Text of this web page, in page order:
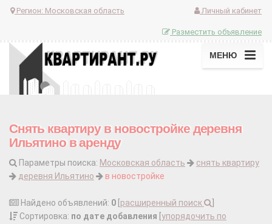
Регион: Московская область Личный кабинет
Разместить объявление
МЕНЮ
Снять квартиру в новостройке деревня
Ильятино в аренду
Параметры поиска: Московская область
снять квартиру
деревня Ильятино
в новостройке
Найдено объявлений: 0 расширенный поиск
Сортировка: по дате добавления упорядочить по